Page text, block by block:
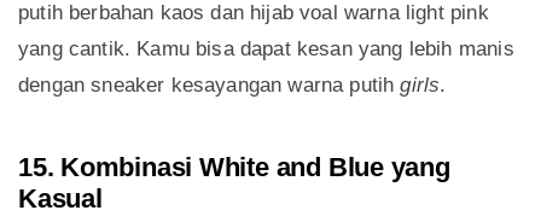
putih berbahan kaos dan hijab voal warna light pink
yang cantik. Kamu bisa dapat kesan yang lebih manis
dengan sneaker kesayangan warna putihgirls.
15. Kombinasi White and Blue yang
Kasual